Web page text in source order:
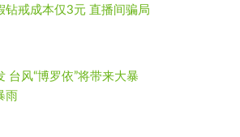
钻戒成本仅3元 直播间骗局
台风“博罗依”将带来大暴
雨